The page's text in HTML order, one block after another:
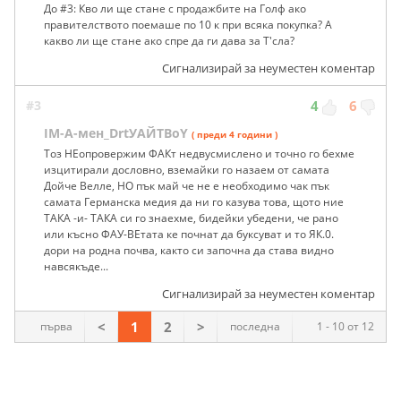
До #3: Кво ли ще стане с продажбите на Голф ако
правителството поемаше по 10 к при всяка покупка? А
какво ли ще стане ако спре да ги дава за Т'сла?
Сигнализирай за неуместен коментар
#3 4 6
IM-A-мен_DrtУАЙТBoY ( преди 4 години )
Тоз НЕопровержим ФАКт недвусмислено и точно го бехме
изцитирали дословно, вземайки го назаем от самата
Дойче Велле, НО пък май че не е необходимо чак пък
самата Германска медия да ни го казува това, щото ние
ТАКА -и- ТАКА си го знаехме, бидейки убедени, че рано
или късно ФАУ-ВЕтата ке почнат да буксуват и то ЯК.0.
дори на родна почва, както си започна да става видно
навсякъде...
Сигнализирай за неуместен коментар
1 - 10 от 12
първа < 1 2 > последна